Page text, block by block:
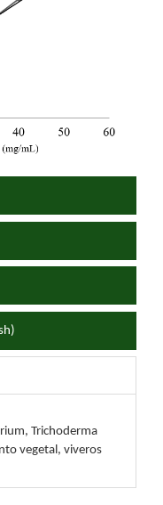
Trichoderma
vegetal, viveros